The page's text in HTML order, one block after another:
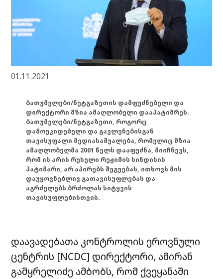
01.11.2021
ბათუმელები/ნეტგაზეთის დამფუძნებელი და
დირექტორი მზია ამაღლობელი დააპატიმრეს.
ბათუმელები/ნეტგაზეთი, როგორც
დამოუკიდებელი და გავლენებისგან
თავისუფალი მედიასაშუალება, რომელიც მზია
ამაღლობელმა 2001 წელს დააფუძნა, მიიჩნევს,
რომ ის არის რუსული რეჟიმის სინდისის
პატიმარი, არ აპირებს შეგუებას, ითხოვს მის
დაუყოვნებლივ გათავისუფლებას და
აგრძელებს ბრძოლას სიტყვის
თავისუფლებისთვის.
დაავადებათა კონტროლის ეროვნული
ცენტრის [NCDC] დირექტორი, ამირან
გამყრელიძე ამბობს, რომ ქვეყანაში